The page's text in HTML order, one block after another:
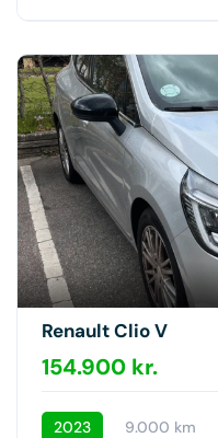
Renault Clio V
154.900 kr.
2023 9.000 km